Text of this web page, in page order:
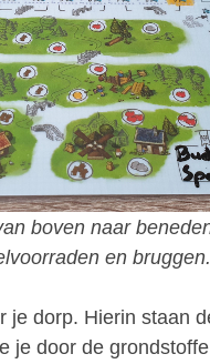
boven naar
en bruggen.
je dorp. Hierin staan
je door de